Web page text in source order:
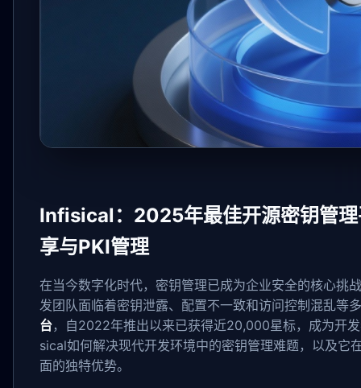
Infisical：2025年最佳开源密钥管理
享与PKI管理
在当今数字化时代，密钥管理已成为企业安全的核心挑
发团队面临着密钥泄露、配置不一致和访问控制混乱等
台，自2022年推出以来已获得近20,000星标，成为开
sical如何解决现代开发环境中的密钥管理难题，以及它
面的独特优势。